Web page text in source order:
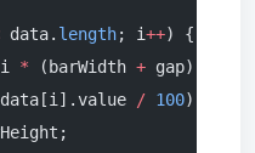
data. length; i++) {
i * (barWidth + gap);
/ 100)